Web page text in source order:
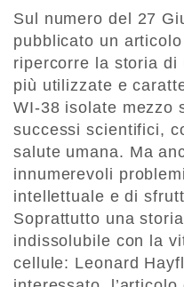
Sul numero del 27
pubblicato un
ripercorre la storia di
più utilizzate e
WI-38 isolate mezzo
successi scientifici,
salute umana. Ma
innumerevoli
intellettuale e di
Soprattutto una
indissolubile con la
cellule: Leonard